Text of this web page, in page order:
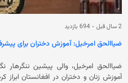
۲۳ جدی در
سرپرست در این نشست شرکت می‌کنند یا
2 سال قبل - 694 بازدید
ضیاالحق امرخیل: آموزش دختران برای
ضیاالحق امرخیل، والی پیشین
آموزش زنان و دختران در افغانستان